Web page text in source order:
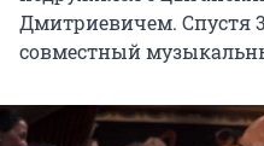
Дмитриевичем. Спустя
совместный